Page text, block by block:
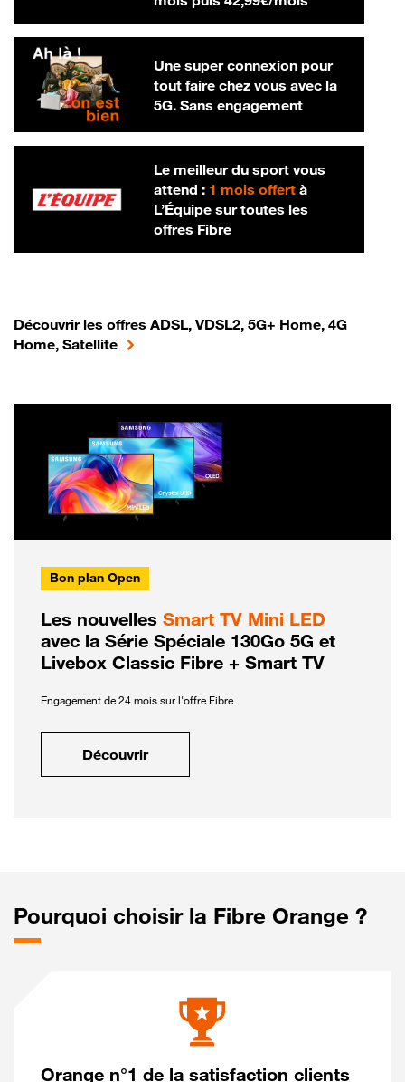
Une super connexion pour
tout faire chez vous avec la
5G. Sans engagement
Le meilleur du sport vous
attend : 1 mois offertà
L’Équipe sur toutes les
offres Fibre
Découvrir les offres ADSL, VDSL2, 5G+ Home, 4G
Home, Satellite
Bon plan Open
Les nouvelles Smart TV Mini LED
avec la Série Spéciale 130Go 5G et
Livebox Classic Fibre + Smart TV
Engagement de 24 mois sur l'offre Fibre
Découvrir
Pourquoi choisir la Fibre Orange ?
Orange n°1 de la satisfaction clients